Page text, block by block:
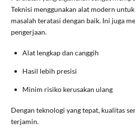
Teknisi menggunakan alat modern
masalah teratasi dengan baik. Ini juga
pengerjaan.
Alat lengkap dan canggih
Hasil lebih presisi
Minim risiko kerusakan ulang
Dengan teknologi yang tepat, kualitas
terjamin.